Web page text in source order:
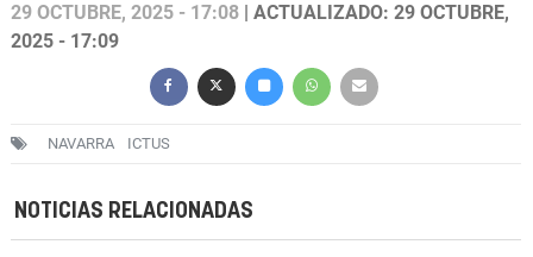
29 OCTUBRE, 2025 - 17:08 | ACTUALIZADO: 29 OCTUBRE,
2025 - 17:09
NAVARRA ICTUS
NOTICIAS RELACIONADAS